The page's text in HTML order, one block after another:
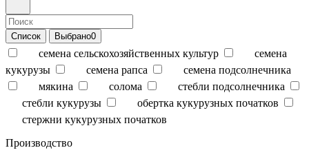
Список Выбрано0
семена сельскохозяйственных культур
семена
кукурузы
семена рапса
семена подсолнечника
мякина
солома
стебли подсолнечника
стебли кукурузы
обертка кукурузных початков
стержни кукурузных початков
Производство